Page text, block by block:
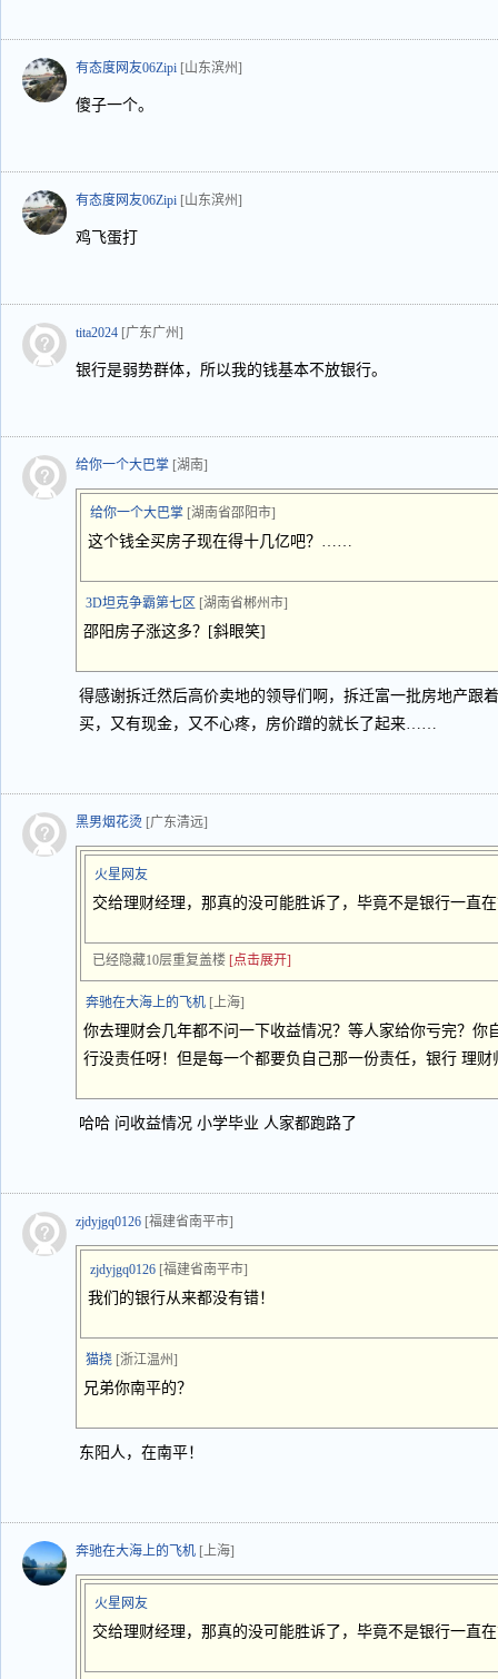
有态度网友06Zipi [山东滨州]
傻子一个。
有态度网友06Zipi [山东滨州]
鸡飞蛋打
tita2024 [广东广州]
银行是弱势群体，所以我的钱基本不放银行。
给你一个大巴掌 [湖南]
给你一个大巴掌 [湖南省邵阳市]
这个钱全买房子现在得十几亿吧？……
3D坦克争霸第七区 [湖南省郴州市]
邵阳房子涨这多？[斜眼笑]
得感谢拆迁然后高价卖地的领导们啊，拆迁富一批房地产跟
买，又有现金，又不心疼，房价蹭的就长了起来……
黑男烟花烫 [广东清远]
火星网友
交给理财经理，那真的没可能胜诉了，毕竟不是银行一直
已经隐藏10层重复盖楼 [点击展开]
奔驰在大海上的飞机 [上海]
你去理财会几年都不问一下收益情况？等人家给你亏完？你
行没责任呀！但是每一个都要负自己那一份责任，银行 理财
哈哈 问收益情况 小学毕业 人家都跑路了
zjdyjgq0126 [福建省南平市]
zjdyjgq0126 [福建省南平市]
我们的银行从来都没有错！
猫挠 [浙江温州]
兄弟你南平的？
东阳人，在南平！
奔驰在大海上的飞机 [上海]
火星网友
交给理财经理，那真的没可能胜诉了，毕竟不是银行一直